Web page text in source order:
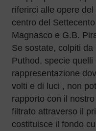
riferirci alle opere
centro del
Magnasco e G.B.
Se sostate, colpiti
Puthod, specie
rappresentazione
volti e di luci , non
rapporto con il
filtrato attraverso il
costituisce il fondo